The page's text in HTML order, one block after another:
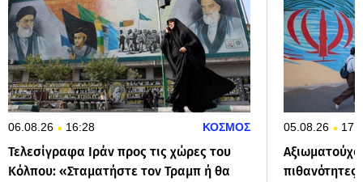
06.08.26 16:28 ΚΟΣΜΟΣ
Τελεσίγραφα Ιράν προς τις χώρες του
Κόλπου: «Σταματήστε τον Τραμπ ή θα
05.08.26